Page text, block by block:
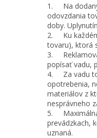
1. Na dodaný
odovzdania
doby.
2. Ku
tovaru), ktorá
3.
popísať vadu,
4. Za vadu
opotrebenia,
materiálov z
nesprávneho
5. Maximálna
prevádzkach,
uznaná.